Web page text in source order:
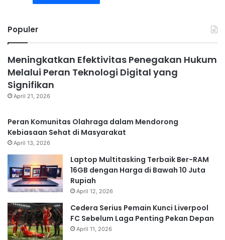
Populer
Meningkatkan Efektivitas Penegakan Hukum
Melalui Peran Teknologi Digital yang
Signifikan
April 21, 2026
Peran Komunitas Olahraga dalam Mendorong
Kebiasaan Sehat di Masyarakat
April 13, 2026
Laptop Multitasking Terbaik Ber-RAM
16GB dengan Harga di Bawah 10 Juta
Rupiah
April 12, 2026
Cedera Serius Pemain Kunci Liverpool
FC Sebelum Laga Penting Pekan Depan
April 11, 2026